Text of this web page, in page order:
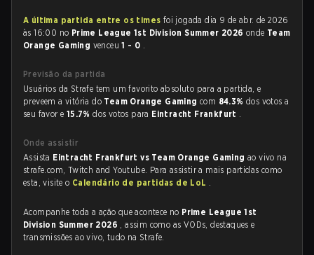
A última partida entre os times foi jogada dia 9 de abr. de 2026
às 16:00 no Prime League 1st Division Summer 2026onde Team
Orange Gaming venceu1 - 0 .
Previsão da partida
Usuários da Strafe tem um favorito absoluto para a partida, e
preveem a vitória do Team Orange Gamingcom 84.3%dos votos a
seu favor e 15.7%dos votos para Eintracht Frankfurt .
Onde assistir
Assista Eintracht Frankfurt vs Team Orange Gamingao vivo na
strafe.com, Twitch and Youtube. Para assistir a mais partidas como
esta, visite o Calendário de partidas de LoL .
Acompanhe toda a ação que acontece no Prime League 1st
Division Summer 2026 , assim como as VODs, destaques e
transmissões ao vivo, tudo na Strafe.